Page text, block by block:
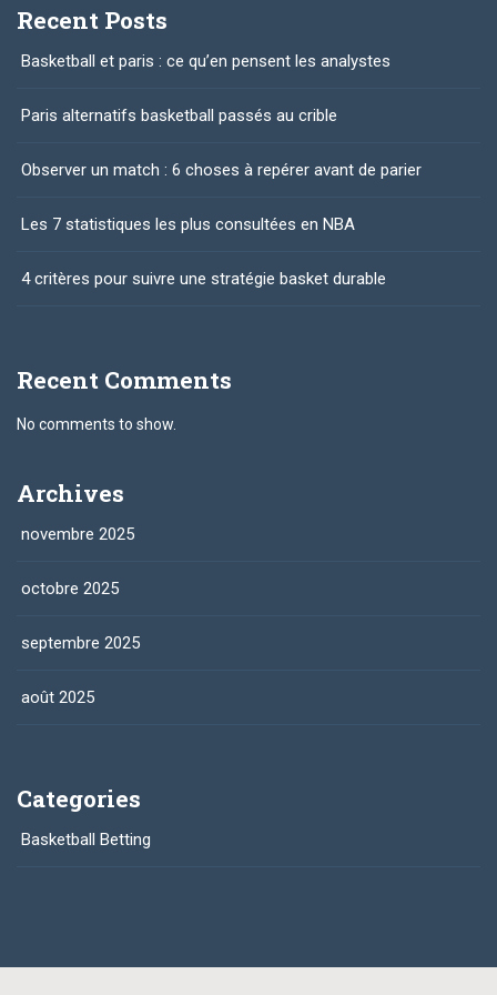
Recent Posts
Basketball et paris : ce qu’en pensent les analystes
Paris alternatifs basketball passés au crible
Observer un match : 6 choses à repérer avant de parier
Les 7 statistiques les plus consultées en NBA
4 critères pour suivre une stratégie basket durable
Recent Comments
No comments to show.
Archives
novembre 2025
octobre 2025
septembre 2025
août 2025
Categories
Basketball Betting